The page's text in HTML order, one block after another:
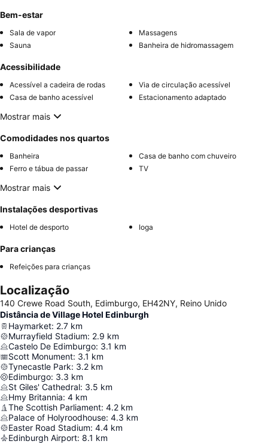
Bem-estar
Sala de vapor
Massagens
Sauna
Banheira de hidromassagem
Acessibilidade
Acessível a cadeira de rodas
Via de circulação acessível
Casa de banho acessível
Estacionamento adaptado
Mostrar mais
Comodidades nos quartos
Banheira
Casa de banho com chuveiro
Ferro e tábua de passar
TV
Mostrar mais
Instalações desportivas
Hotel de desporto Ioga
Para crianças
Refeições para crianças
Localização
140 Crewe Road South, Edimburgo, EH42NY, Reino Unido
Distância de Village Hotel Edinburgh
Haymarket: 2.7 km
Murrayfield Stadium: 2.9 km
Castelo De Edimburgo: 3.1 km
Scott Monument: 3.1 km
Tynecastle Park: 3.2 km
Edimburgo: 3.3 km
St Giles' Cathedral: 3.5 km
Hmy Britannia: 4 km
The Scottish Parliament: 4.2 km
Palace of Holyroodhouse: 4.3 km
Easter Road Stadium: 4.4 km
Edinburgh Airport: 8.1 km